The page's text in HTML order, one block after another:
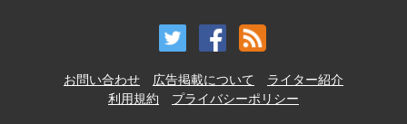
お問い合わせ 広告掲載について
ライター紹介
利用規約
プライバシーポリシー